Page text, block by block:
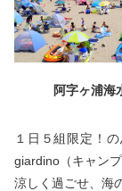
阿字ヶ浦海
１日５組限定！
giardino（キャン
涼しく過ごせ、海